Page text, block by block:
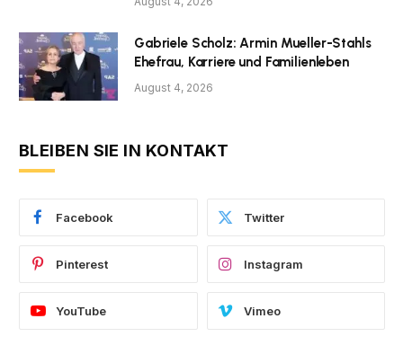
Gabriele Scholz: Armin Mueller-Stahls
Ehefrau, Karriere und Familienleben
August 4, 2026
BLEIBEN SIE IN KONTAKT
Facebook Twitter
Pinterest Instagram
YouTube Vimeo